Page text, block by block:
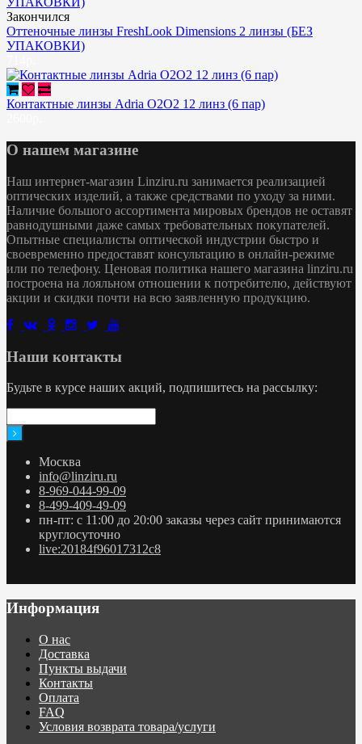
Закончился
Оттеночные линзы FreshLook Dimensions 2 линзы (БЕЗ
УПАКОВКИ)
Контактные линзы Adria O2O2 12 линз (6 пар)
О нашем магазине
Наш интернет-магазин Linziru.ru занимается реализацией
оптических изделий, а также средствами по уходу за ними.
Наличие большого ассортимента мировых брендов не оставят
равнодушными даже самых требовательных покупателей.
Опытные специалисты оптической индустрии быстро и
своевременно предоставят консультацию в онлайн-режиме
или по телефону. Ценовая политика нашего магазина linziru.ru
построена на лояльном отношении к потребителю, действуют
акции и скидки почти на всю заявленную продукцию.
Наши контакты
Будьте в курсе наших акций, подпишитесь на рассылку:
Москва
info@linziru.ru
8-969-044-99-09
8-499-409-49-09
пн-пт: с 11:00 до 20:00 заказы через сайт принимаются
круглосуточно
live:20184f96017312c8
Информация
О нас
Доставка
Пункты выдачи
Контакты
Оплата
FAQ
Условия возврата товара/услуги